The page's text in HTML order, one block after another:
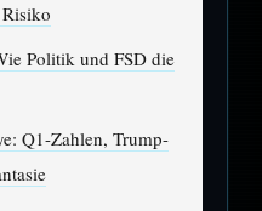
Politik und FSD die
Q1-Zahlen, Trump-